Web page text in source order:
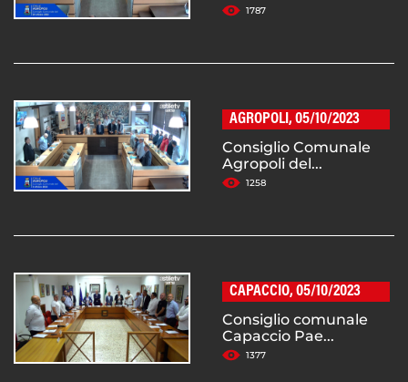
1787
AGROPOLI, 05/10/2023
Consiglio Comunale
Agropoli del...
1258
CAPACCIO, 05/10/2023
Consiglio comunale
Capaccio Pae...
1377